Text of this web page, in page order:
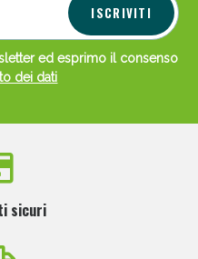
ISCRIVITI
ed esprimo il consenso
dei dati
sicuri